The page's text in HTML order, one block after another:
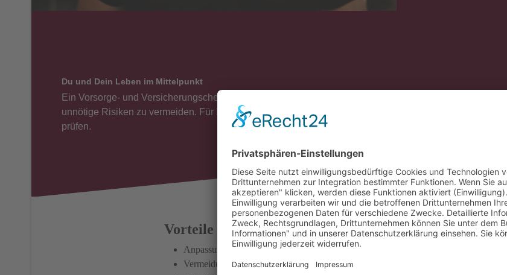
Du und Dein Leben im Mittelpunkt
Ein Vorsorge- und Versicherungscheck ist mehr als nur lästiger Papierkram – er ist ein entscheidender
unnötige Risiken zu vermeiden. Für Menschen jeden Alters und in allen Lebenssituationen ist es
prüfen.
Vorteile des DBV-Vorsorge- und Versicherungschecks
Anpassung an Lebensveränderungen
Vermeidung von Über- und Unterversicherung